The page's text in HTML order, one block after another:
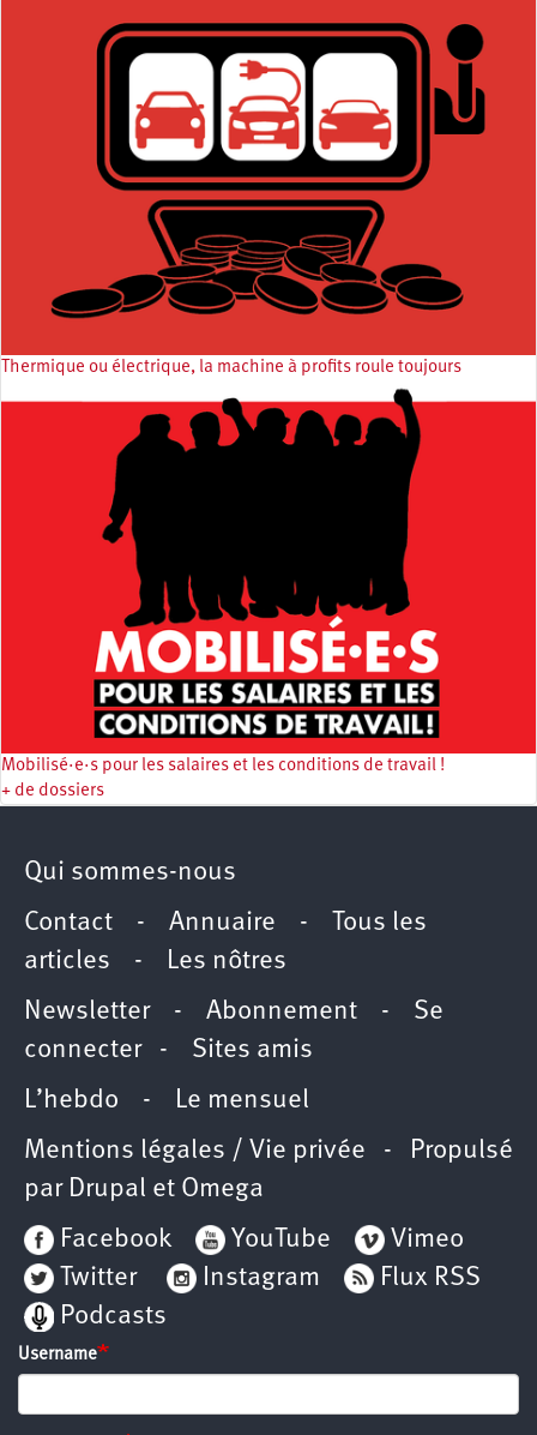
Thermique ou électrique, la machine à profits roule toujours
Mobilisé·e·s pour les salaires et les conditions de travail !
+ de dossiers
Qui sommes-nous
Contact - Annuaire -
Tous les
articles - Les nôtres
Newsletter- Abonnement - Se
connecter- Sites amis
L’hebdo - Le mensuel
Mentions légales / Vie privée - Propulsé
par Drupal et Omega
Facebook
YouTube
Vimeo
Twitter
Instagram
Flux RSS
Podcasts
Username